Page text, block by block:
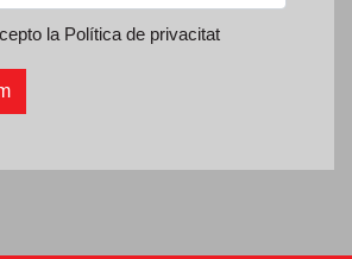
la Política de privacitat